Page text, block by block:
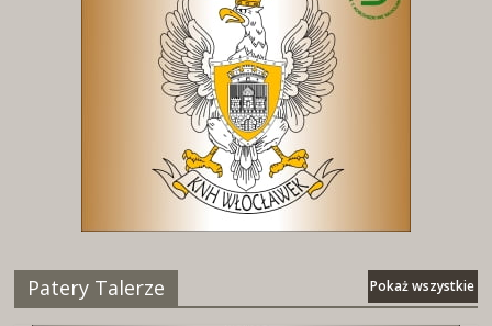
Patery Talerze Pokaż wszystkie